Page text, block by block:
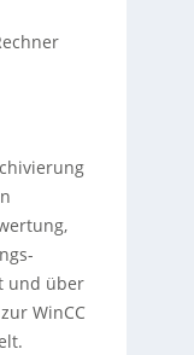
und über
WinCC